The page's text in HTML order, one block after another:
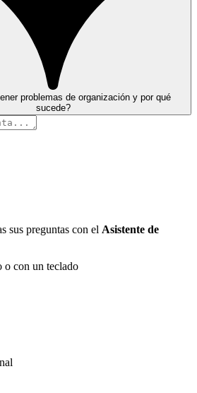
problemas de organización y por qué
sucede?
sus preguntas con el Asistente de
o con un teclado